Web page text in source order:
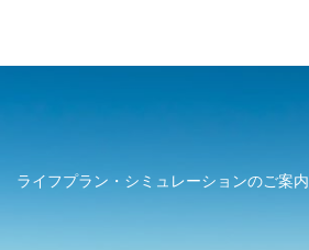
ライフプラン・シミュレーションのご案内